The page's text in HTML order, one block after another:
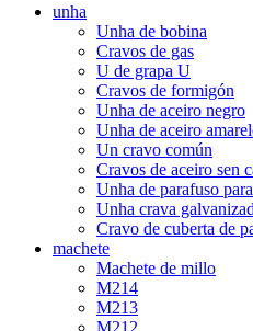
unha
Unha de bobina
Cravos de gas
U de grapa U
Cravos de formigón
Unha de aceiro negro
Unha de aceiro
Un cravo común
Cravos de aceiro sen
Unha de parafuso
Unha crava
Cravo de cuberta de
machete
Machete de millo
M214
M213
M212